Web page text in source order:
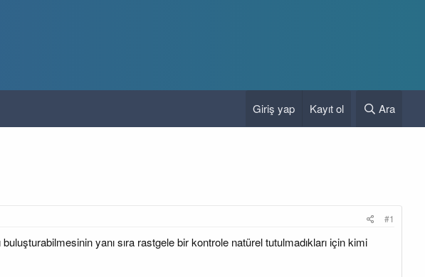
Giriş yap Kayıt ol Ara
#1
yanı sıra rastgele bir kontrole natürel tutulmadıkları için kimi